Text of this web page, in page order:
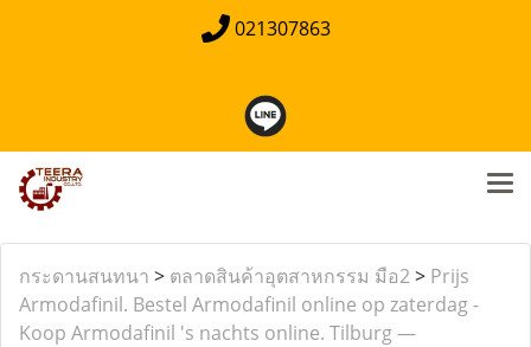
021307863
กระดานสนทนา > ตลาดสินค้าอุตสาหกรรม มือ2> Prijs
Armodafinil. Bestel Armodafinil online op zaterdag -
Koop Armodafinil 's nachts online. Tilburg —